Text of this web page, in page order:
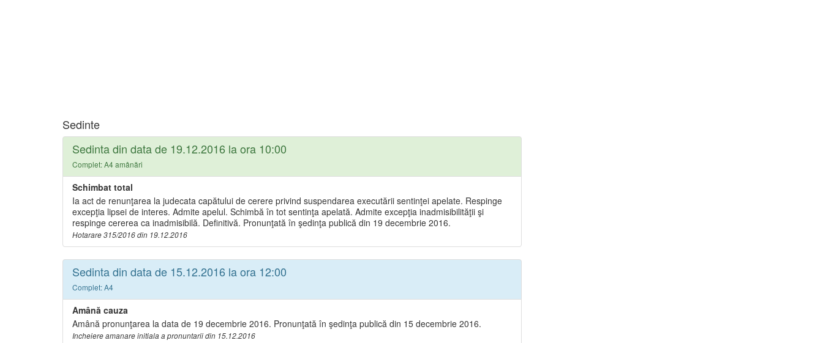
Sedinte
Sedinta din data de 19.12.2016 la ora 10:00
Complet: A4 amânări
Schimbat total
Ia act de renunţarea la judecata capătului de cerere privind suspendarea executării sentinţei apelate. Respinge
excepţia lipsei de interes. Admite apelul. Schimbă în tot sentinţa apelată. Admite excepţia inadmisibilităţii şi
respinge cererea ca inadmisibilă. Definitivă. Pronunţată în şedinţa publică din 19 decembrie 2016.
Hotarare 315/2016 din 19.12.2016
Sedinta din data de 15.12.2016 la ora 12:00
Complet: A4
Amână cauza
Amână pronunţarea la data de 19 decembrie 2016. Pronunţată în şedinţa publică din 15 decembrie 2016.
Incheiere amanare initiala a pronuntarii din 15.12.2016